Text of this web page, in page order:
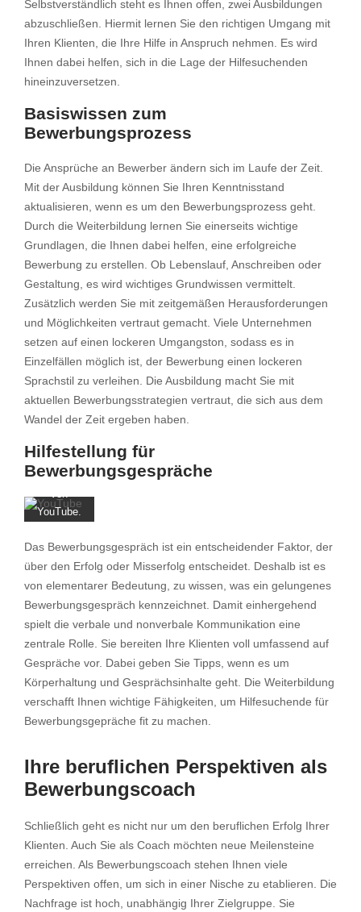
Selbstverständlich steht es Ihnen offen, zwei Ausbildungen
abzuschließen. Hiermit lernen Sie den richtigen Umgang mit
Ihren Klienten, die Ihre Hilfe in Anspruch nehmen. Es wird
Ihnen dabei helfen, sich in die Lage der Hilfesuchenden
hineinzuversetzen.
Basiswissen zum
Bewerbungsprozess
Die Ansprüche an Bewerber ändern sich im Laufe der Zeit.
Mit der Ausbildung können Sie Ihren Kenntnisstand
aktualisieren, wenn es um den Bewerbungsprozess geht.
Durch die Weiterbildung lernen Sie einerseits wichtige
Grundlagen, die Ihnen dabei helfen, eine erfolgreiche
Bewerbung zu erstellen. Ob Lebenslauf, Anschreiben oder
Gestaltung, es wird wichtiges Grundwissen vermittelt.
Zusätzlich werden Sie mit zeitgemäßen Herausforderungen
und Möglichkeiten vertraut gemacht. Viele Unternehmen
setzen auf einen lockeren Umgangston, sodass es in
Einzelfällen möglich ist, der Bewerbung einen lockeren
Sprachstil zu verleihen. Die Ausbildung macht Sie mit
aktuellen Bewerbungsstrategien vertraut, die sich aus dem
Wandel der Zeit ergeben haben.
Hilfestellung für
Bewerbungsgespräche
Laden
des
Videos
Sie die
Datenschutzerklärung
YouTube.
erfahren
laden
YouTube
immer
entsperren
Das Bewerbungsgespräch ist ein entscheidender Faktor, der
über den Erfolg oder Misserfolg entscheidet. Deshalb ist es
von elementarer Bedeutung, zu wissen, was ein gelungenes
Bewerbungsgespräch kennzeichnet. Damit einhergehend
spielt die verbale und nonverbale Kommunikation eine
zentrale Rolle. Sie bereiten Ihre Klienten voll umfassend auf
Gespräche vor. Dabei geben Sie Tipps, wenn es um
Körperhaltung und Gesprächsinhalte geht. Die Weiterbildung
verschafft Ihnen wichtige Fähigkeiten, um Hilfesuchende für
Bewerbungsgepräche fit zu machen.
Ihre beruflichen Perspektiven als
Bewerbungscoach
Schließlich geht es nicht nur um den beruflichen Erfolg Ihrer
Klienten. Auch Sie als Coach möchten neue Meilensteine
erreichen. Als Bewerbungscoach stehen Ihnen viele
Perspektiven offen, um sich in einer Nische zu etablieren. Die
Nachfrage ist hoch, unabhängig Ihrer Zielgruppe. Sie